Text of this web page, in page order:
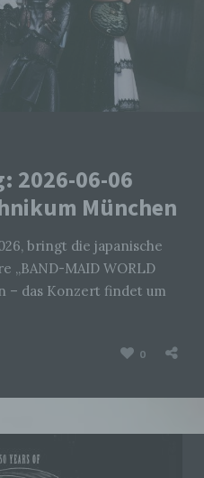
2026-06-06
München
bringt die japanische
„BAND-MAID WORLD
– das Konzert findet um
0